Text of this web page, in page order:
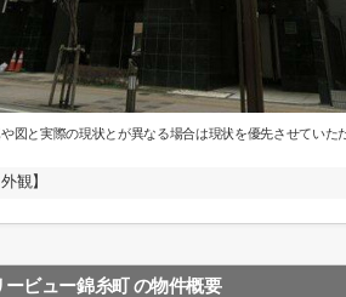
図と実際の現状とが異なる場合は現状を優先させていた
外観】
ービュー錦糸町 の物件概要